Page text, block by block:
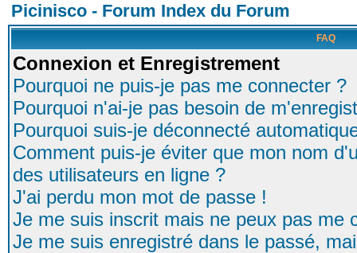
Picinisco - Forum Index du Forum
FAQ
Connexion et Enregistrement
Pourquoi ne puis-je pas me connecter ?
Pourquoi n'ai-je pas besoin de
Pourquoi suis-je déconnecté
Comment puis-je éviter que mon nom
des utilisateurs en ligne ?
J'ai perdu mon mot de passe !
Je me suis inscrit mais ne peux pas me
Je me suis enregistré dans le passé,